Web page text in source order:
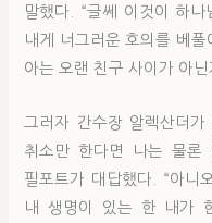
말했다. “글쎄 이것이 하나
내게 너그러운 호의를 베
아는 오랜 친구 사이가 아닌
그러자 간수장 알렉산더
취소만 한다면 나는 물론
필포트가 대답했다. “아니
내 생명이 있는 한 내가